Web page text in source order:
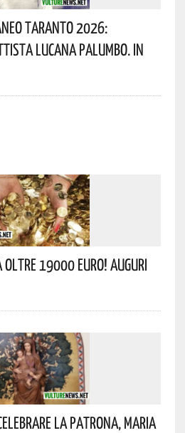
Taranto 2026:
Lucana Palumbo. In
Oltre 19000 Euro! Auguri
La Patrona, Maria